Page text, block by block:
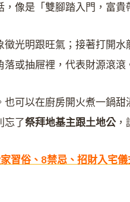
，像是「雙腳踏入門，富貴
徵光明跟旺氣；接著打開
或抽屜裡，代表財源滾滾
可以在廚房開火煮一鍋
忘了祭拜地基主跟土地公，
習俗、8禁忌、招財入宅儀